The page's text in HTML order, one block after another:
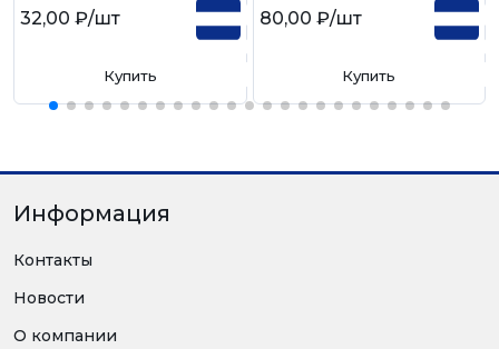
32,00 ₽/шт
Купить
80,00 ₽/шт
Купить
Информация
Контакты
Новости
О компании